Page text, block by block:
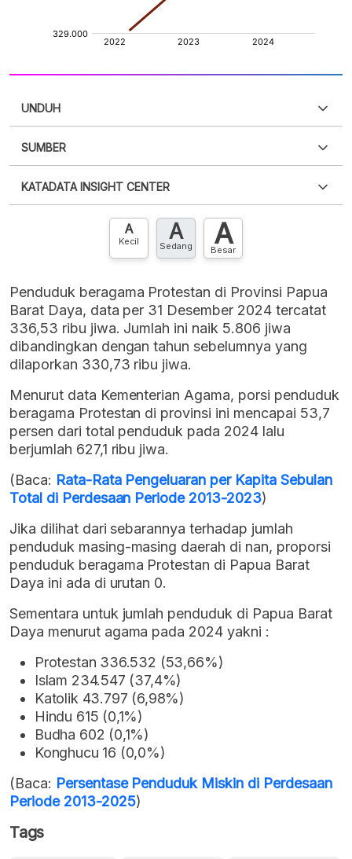
UNDUH
XLS
SUMBER
punya akun?Silakan Daftar sekarang
KATADATA INSIGHT CENTER
Hubungi sekarang »
A
Kecil A
Sedang A
Besar
Penduduk beragama Protestan di Provinsi Papua
Barat Daya, data per 31 Desember 2024 tercatat
336,53 ribu jiwa. Jumlah ini naik 5.806 jiwa
dibandingkan dengan tahun sebelumnya yang
dilaporkan 330,73 ribu jiwa.
Menurut data Kementerian Agama, porsi penduduk
beragama Protestan di provinsi ini mencapai 53,7
persen dari total penduduk pada 2024 lalu
berjumlah 627,1 ribu jiwa.
(Baca: Rata-Rata Pengeluaran per Kapita Sebulan
Total di Perdesaan Periode 2013-2023)
Jika dilihat dari sebarannya terhadap jumlah
penduduk masing-masing daerah di nan, proporsi
penduduk beragama Protestan di Papua Barat
Daya ini ada di urutan 0.
Sementara untuk jumlah penduduk di Papua Barat
Daya menurut agama pada 2024 yakni :
Protestan 336.532 (53,66%)
Islam 234.547 (37,4%)
Katolik 43.797 (6,98%)
Hindu 615 (0,1%)
Budha 602 (0,1%)
Konghucu 16 (0,0%)
(Baca: Persentase Penduduk Miskin di Perdesaan
Periode 2013-2025)
Tags